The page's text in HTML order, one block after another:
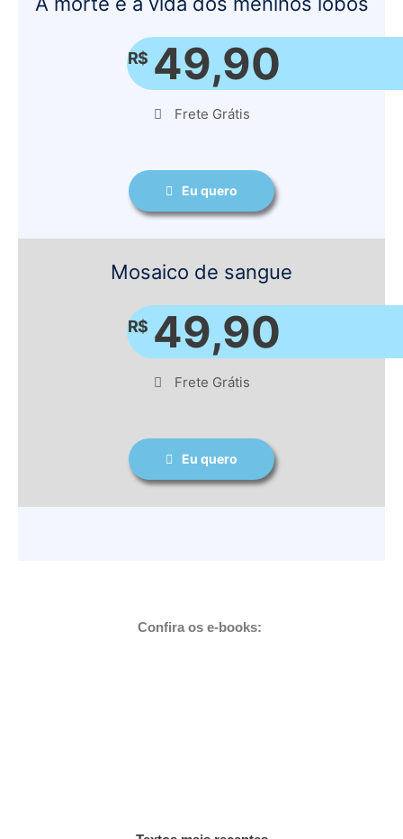
R$ 49,90
Frete Grátis
Eu quero
Mosaico de sangue
R$ 49,90
Frete Grátis
Eu quero
Confira os e-books: